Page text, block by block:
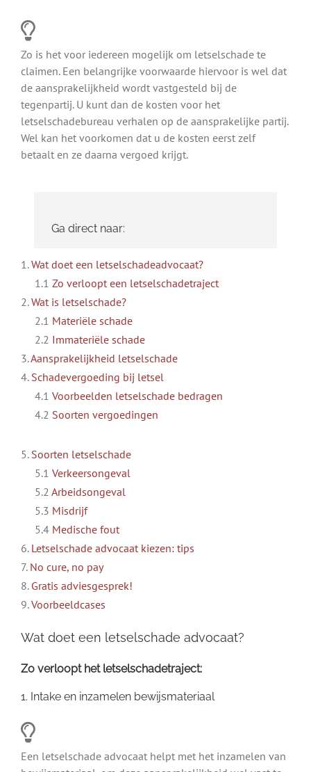
Zo is het voor iedereen mogelijk om letselschade te
claimen. Een belangrijke voorwaarde hiervoor is wel dat
de aansprakelijkheid wordt vastgesteld bij de
tegenpartij. U kunt dan de kosten voor het
letselschadebureau verhalen op de aansprakelijke partij.
Wel kan het voorkomen dat u de kosten eerst zelf
betaalt en ze daarna vergoed krijgt.
Ga direct naar:
1.Wat doet een letselschadeadvocaat?
1.1 Zo verloopt een letselschadetraject
2.Wat is letselschade?
2.1 Materiële schade
2.2 Immateriële schade
3.Aansprakelijkheid letselschade
4. Schadevergoeding bij letsel
4.1 Voorbeelden letselschade bedragen
4.2 Soorten vergoedingen
5. Soorten letselschade
5.1 Verkeersongeval
5.2 Arbeidsongeval
5.3 Misdrijf
5.4 Medische fout
6. Letselschade advocaat kiezen: tips
7. No cure, no pay
8. Gratis adviesgesprek!
9.Voorbeeldcases
Wat doet een letselschade advocaat?
Zo verloopt het letselschadetraject:
1. Intake en inzamelen bewijsmateriaal
Een letselschade advocaat helpt met het inzamelen van